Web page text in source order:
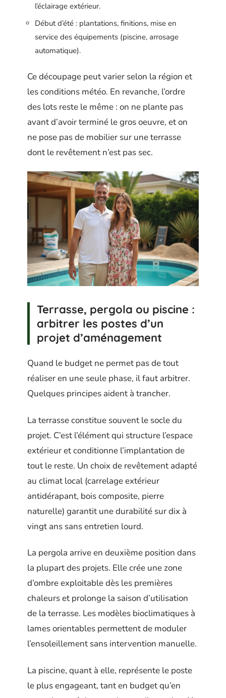
l’éclairage extérieur.
Début d’été : plantations, finitions, mise en
service des équipements (piscine, arrosage
automatique).
Ce découpage peut varier selon la région et
les conditions météo. En revanche, l’ordre
des lots reste le même : on ne plante pas
avant d’avoir terminé le gros oeuvre, et on
ne pose pas de mobilier sur une terrasse
dont le revêtement n’est pas sec.
Terrasse, pergola ou piscine :
arbitrer les postes d’un
projet d’aménagement
Quand le budget ne permet pas de tout
réaliser en une seule phase, il faut arbitrer.
Quelques principes aident à trancher.
La terrasse constitue souvent le socle du
projet. C’est l’élément qui structure l’espace
extérieur et conditionne l’implantation de
tout le reste. Un choix de revêtement adapté
au climat local (carrelage extérieur
antidérapant, bois composite, pierre
naturelle) garantit une durabilité sur dix à
vingt ans sans entretien lourd.
La pergola arrive en deuxième position dans
la plupart des projets. Elle crée une zone
d’ombre exploitable dès les premières
chaleurs et prolonge la saison d’utilisation
de la terrasse. Les modèles bioclimatiques à
lames orientables permettent de moduler
l’ensoleillement sans intervention manuelle.
La piscine, quant à elle, représente le poste
le plus engageant, tant en budget qu’en